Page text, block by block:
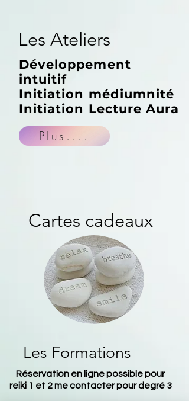
Les Ateliers
Développement
intuitif
Initiation médiumnité
Initiation Lecture Aura
Plus....
Cartes cadeaux
Les Formations
Réservation en ligne possible pour
reiki 1 et 2 me contacter pour degré 3